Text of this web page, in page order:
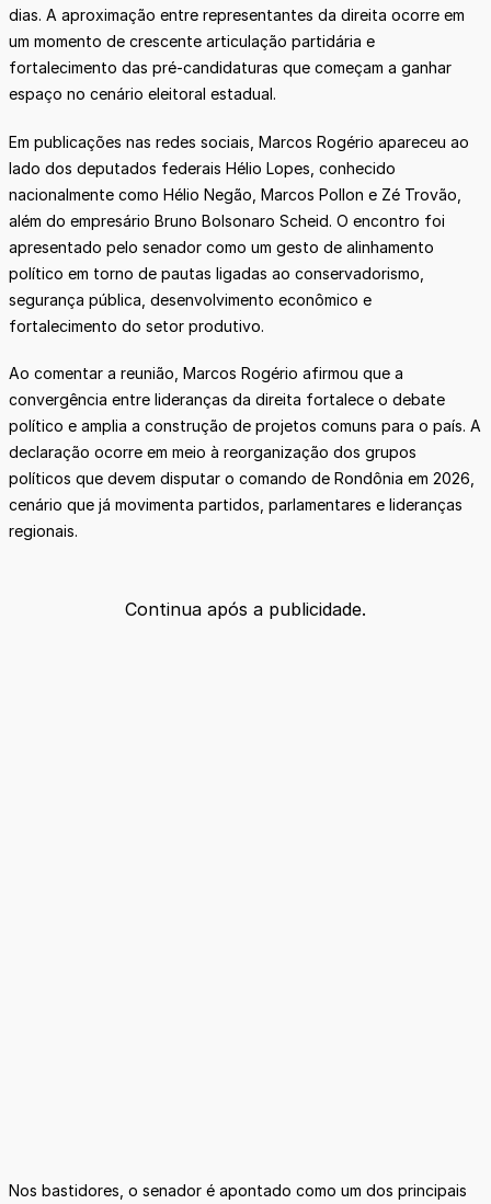
dias. A aproximação entre representantes da direita ocorre em
um momento de crescente articulação partidária e
fortalecimento das pré-candidaturas que começam a ganhar
espaço no cenário eleitoral estadual.
Em publicações nas redes sociais, Marcos Rogério apareceu ao
lado dos deputados federais Hélio Lopes, conhecido
nacionalmente como Hélio Negão, Marcos Pollon e Zé Trovão,
além do empresário Bruno Bolsonaro Scheid. O encontro foi
apresentado pelo senador como um gesto de alinhamento
político em torno de pautas ligadas ao conservadorismo,
segurança pública, desenvolvimento econômico e
fortalecimento do setor produtivo.
Ao comentar a reunião, Marcos Rogério afirmou que a
convergência entre lideranças da direita fortalece o debate
político e amplia a construção de projetos comuns para o país. A
declaração ocorre em meio à reorganização dos grupos
políticos que devem disputar o comando de Rondônia em 2026,
cenário que já movimenta partidos, parlamentares e lideranças
regionais.
Continua após a publicidade.
Nos bastidores, o senador é apontado como um dos principais